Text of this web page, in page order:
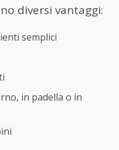
diversi vantaggi:
semplici
in padella o in